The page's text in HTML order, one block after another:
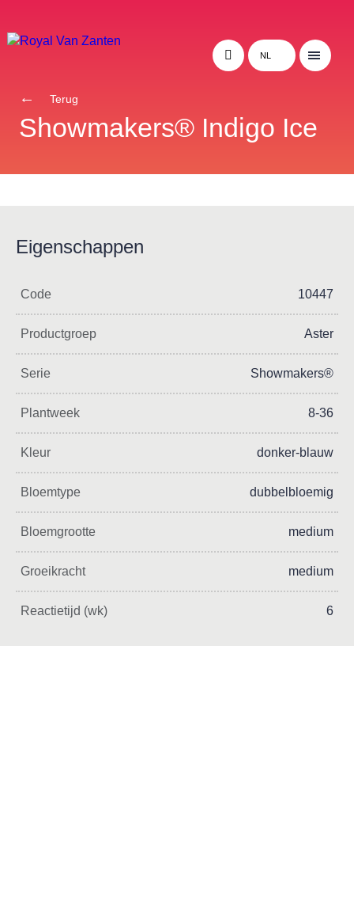
NL
Terug
Showmakers® Indigo Ice
Eigenschappen
Code 10447
Productgroep Aster
Serie Showmakers®
Plantweek 8-36
Kleur donker-blauw
Bloemtype dubbelbloemig
Bloemgrootte medium
Groeikracht medium
Reactietijd (wk) 6